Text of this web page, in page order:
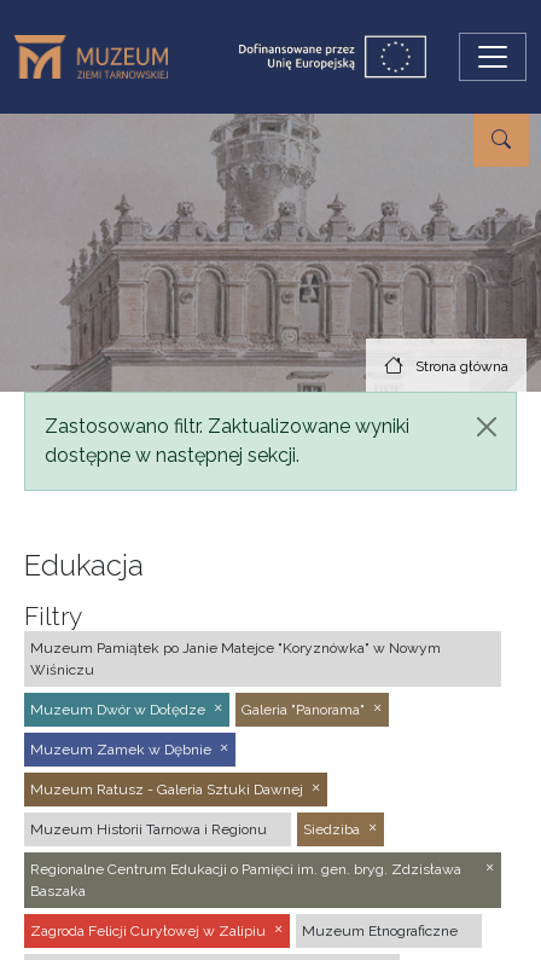
Strona główna
Komunikat
Zastosowano filtr. Zaktualizowane wyniki
dostępne w następnej sekcji.
Edukacja
Filtry
Muzeum Pamiątek po Janie Matejce "Koryznówka" w Nowym
Wiśniczu
Muzeum Dwór w Dołędze Galeria "Panorama"
Muzeum Zamek w Dębnie
Muzeum Ratusz - Galeria Sztuki Dawnej
Muzeum Historii Tarnowa i Regionu Siedziba
Regionalne Centrum Edukacji o Pamięci im. gen. bryg. Zdzisława
Baszaka
Zagroda Felicji Curyłowej w Zalipiu Muzeum Etnograficzne